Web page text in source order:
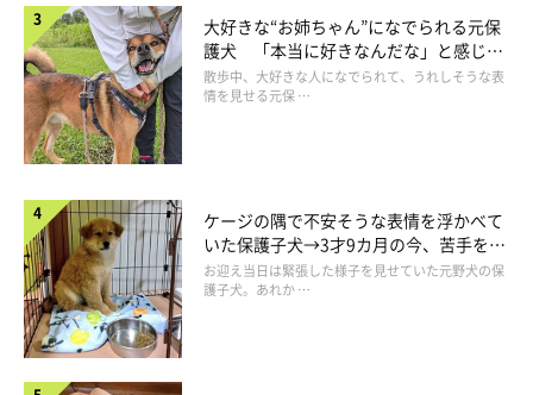
大好きな“お姉ちゃん”になでられる元保
護犬 「本当に好きなんだな」と感じる
表情にほっこり
散歩中、大好きな人になでられて、うれしそうな表
情を見せる元保 …
ケージの隅で不安そうな表情を浮かべて
いた保護子犬→3才9カ月の今、苦手を克
服し頼もしいコに成長！
お迎え当日は緊張した様子を見せていた元野犬の保
護子犬。あれか …